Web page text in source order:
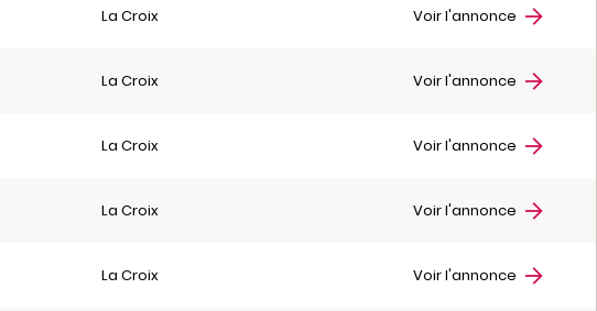
La Croix Voir l'annonce
La Croix Voir l'annonce
La Croix Voir l'annonce
La Croix Voir l'annonce
La Croix Voir l'annonce